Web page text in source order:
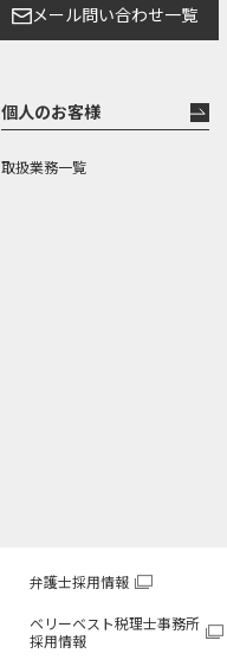
メール問い合わせ一覧
個人のお客様
取扱業務一覧
弁護士採用情報
ベリーベスト税理士事務所
採用情報